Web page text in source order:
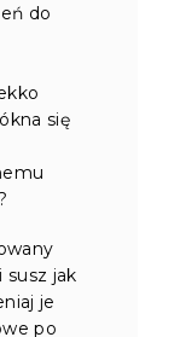
do
się
susz jak
je
po